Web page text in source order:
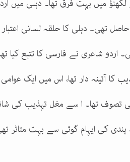
لکھنؤ میں بہت فرق تھا۔ دہلی میں
تھی۔ دہلی کا حلقہ لسانی
اردو شاعری نے فارسی کا تتبع کیا
کا آئینہ دار تھا، اس میں ایک
تصوف تھا۔ ا سے مغل تہذیب کی
کی ایہام گوئی سے بہت متاثر